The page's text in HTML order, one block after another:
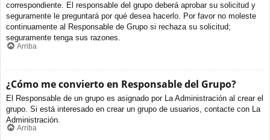
correspondiente. El responsable del grupo deberá aprobar su solicitud y
seguramente le preguntará por qué desea hacerlo. Por favor no moleste
continuamente al Responsable de Grupo si rechaza su solicitud;
seguramente tenga sus razones.
Arriba
¿Cómo me convierto en Responsable del Grupo?
El Responsable de un grupo es asignado por La Administración al crear el
grupo. Si está interesado en crear un grupo de usuarios, contacte con La
Administración.
Arriba